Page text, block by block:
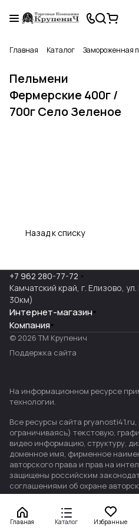
Главная Каталог Замороженная
Пельмени
Фермерские 400г /
700г Село Зеленое
Назад к списку
Главная Каталог Избранные
+7 962 280-77-72
Камчатский край, г. Елизово,
30км)
Интернет-магазин
Компания
© 2026 ТМ Крупенич
Поддержка сайта
На информационном ресурсе
технологии.
Все ресурсы сайта
ограничиваясь) текстовую,
видео информацию, структуру,
доменное имя, фирменное
авторского права и прав на
защищены российским
соглашениями об охране